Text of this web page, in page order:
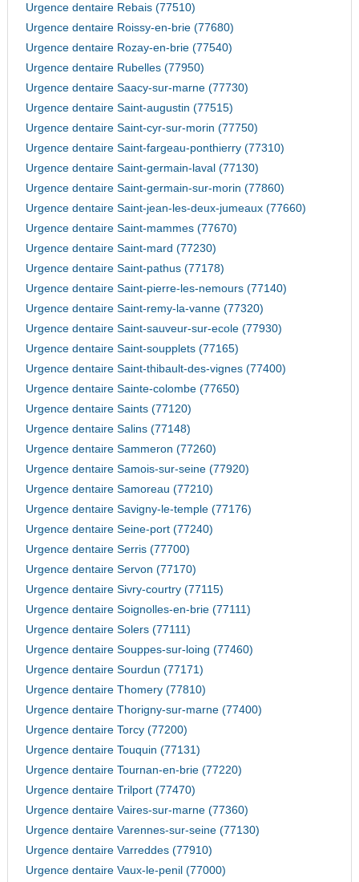
Urgence dentaire Rebais (77510)
Urgence dentaire Roissy-en-brie (77680)
Urgence dentaire Rozay-en-brie (77540)
Urgence dentaire Rubelles (77950)
Urgence dentaire Saacy-sur-marne (77730)
Urgence dentaire Saint-augustin (77515)
Urgence dentaire Saint-cyr-sur-morin (77750)
Urgence dentaire Saint-fargeau-ponthierry (77310)
Urgence dentaire Saint-germain-laval (77130)
Urgence dentaire Saint-germain-sur-morin (77860)
Urgence dentaire Saint-jean-les-deux-jumeaux (77660)
Urgence dentaire Saint-mammes (77670)
Urgence dentaire Saint-mard (77230)
Urgence dentaire Saint-pathus (77178)
Urgence dentaire Saint-pierre-les-nemours (77140)
Urgence dentaire Saint-remy-la-vanne (77320)
Urgence dentaire Saint-sauveur-sur-ecole (77930)
Urgence dentaire Saint-soupplets (77165)
Urgence dentaire Saint-thibault-des-vignes (77400)
Urgence dentaire Sainte-colombe (77650)
Urgence dentaire Saints (77120)
Urgence dentaire Salins (77148)
Urgence dentaire Sammeron (77260)
Urgence dentaire Samois-sur-seine (77920)
Urgence dentaire Samoreau (77210)
Urgence dentaire Savigny-le-temple (77176)
Urgence dentaire Seine-port (77240)
Urgence dentaire Serris (77700)
Urgence dentaire Servon (77170)
Urgence dentaire Sivry-courtry (77115)
Urgence dentaire Soignolles-en-brie (77111)
Urgence dentaire Solers (77111)
Urgence dentaire Souppes-sur-loing (77460)
Urgence dentaire Sourdun (77171)
Urgence dentaire Thomery (77810)
Urgence dentaire Thorigny-sur-marne (77400)
Urgence dentaire Torcy (77200)
Urgence dentaire Touquin (77131)
Urgence dentaire Tournan-en-brie (77220)
Urgence dentaire Trilport (77470)
Urgence dentaire Vaires-sur-marne (77360)
Urgence dentaire Varennes-sur-seine (77130)
Urgence dentaire Varreddes (77910)
Urgence dentaire Vaux-le-penil (77000)